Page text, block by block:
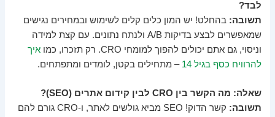
לבד?
תשובה: בהחלט! יש המון כלים קלים לשימוש ובמחירים נגישים
שמאפשרים לבצע בדיקות A/B ולנתח נתונים. עם קצת למידה
וניסוי, גם אתם יכולים להפוך למומחי CRO. רק תזכרו, כמו
איך
להרוויח כסף בגיל 14
– מתחילים בקטן, לומדים ומתפתחים.
שאלה: מה הקשר בין CRO לבין קידום אתרים (SEO)?
תשובה:
קשר הדוק! SEO מביא גולשים לאתר, ו-CRO גורם להם